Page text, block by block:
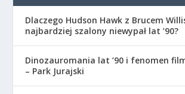
Dlaczego Hudson Hawk z Brucem
najbardziej szalony niewypał lat ’90?
Dinozauromania lat ’90 i fenomen
– Park Jurajski